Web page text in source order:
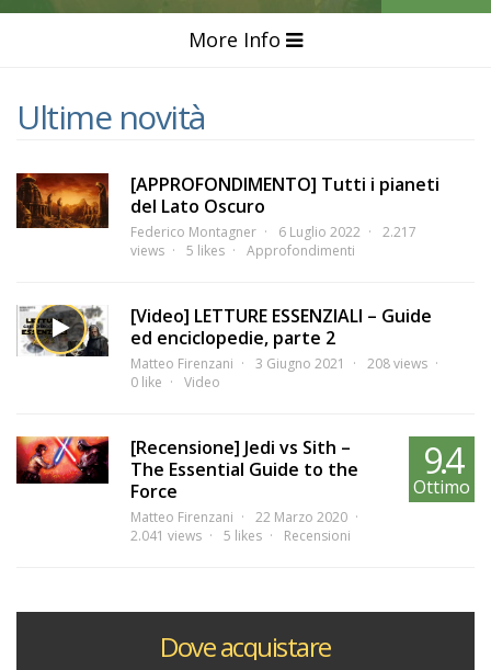
More Info
Ultime novità
[APPROFONDIMENTO] Tutti i pianeti
del Lato Oscuro
Federico Montagner 6 Luglio 2022
2.217
views
5 likes Approfondimenti
[Video] LETTURE ESSENZIALI – Guide
ed enciclopedie, parte 2
Matteo Firenzani 3 Giugno 2021
208 views
0 like
Video
[Recensione] Jedi vs Sith –
The Essential Guide to the
Force
Matteo Firenzani
22 Marzo 2020
2.041 views
5 likes Recensioni
9.4
Ottimo
Dove acquistare